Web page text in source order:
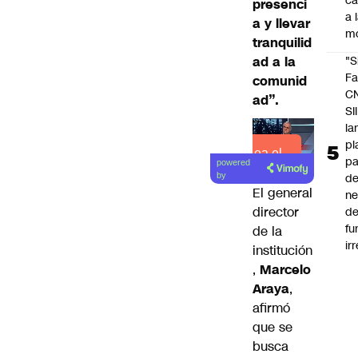
presenci
a y llevar
tranquilid
ad a la
comunid
ad”.
Lea el
artículo
powered
by
El general
director
de la
institución
, Marcelo
Araya,
afirmó
que se
busca
a
SII
de